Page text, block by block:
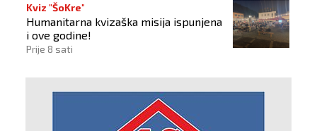
Kviz "ŠoKre"
Humanitarna kvizaška misija ispunjena
i ove godine!
Prije 8 sati